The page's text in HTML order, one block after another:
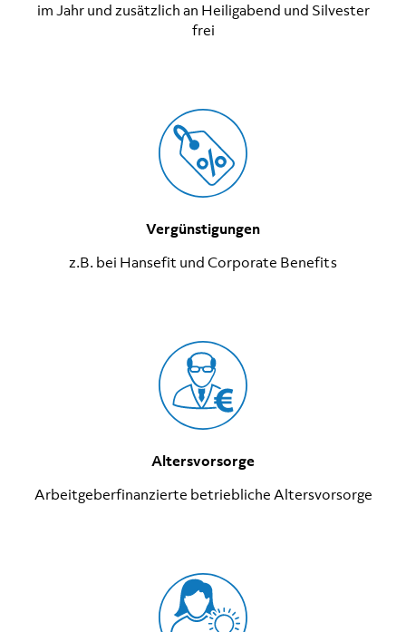
im Jahr und zusätzlich an Heiligabend und Silvester
frei
Vergünstigungen
z.B. bei Hansefit und Corporate Benefits
Altersvorsorge
Arbeitgeberfinanzierte betriebliche Altersvorsorge